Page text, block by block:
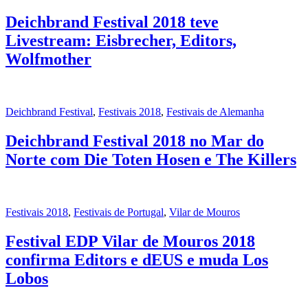
Deichbrand Festival 2018 teve
Livestream: Eisbrecher, Editors,
Wolfmother
Deichbrand Festival, Festivais 2018, Festivais de Alemanha
Deichbrand Festival 2018 no Mar do
Norte com Die Toten Hosen e The Killers
Festivais 2018, Festivais de Portugal, Vilar de Mouros
Festival EDP Vilar de Mouros 2018
confirma Editors e dEUS e muda Los
Lobos